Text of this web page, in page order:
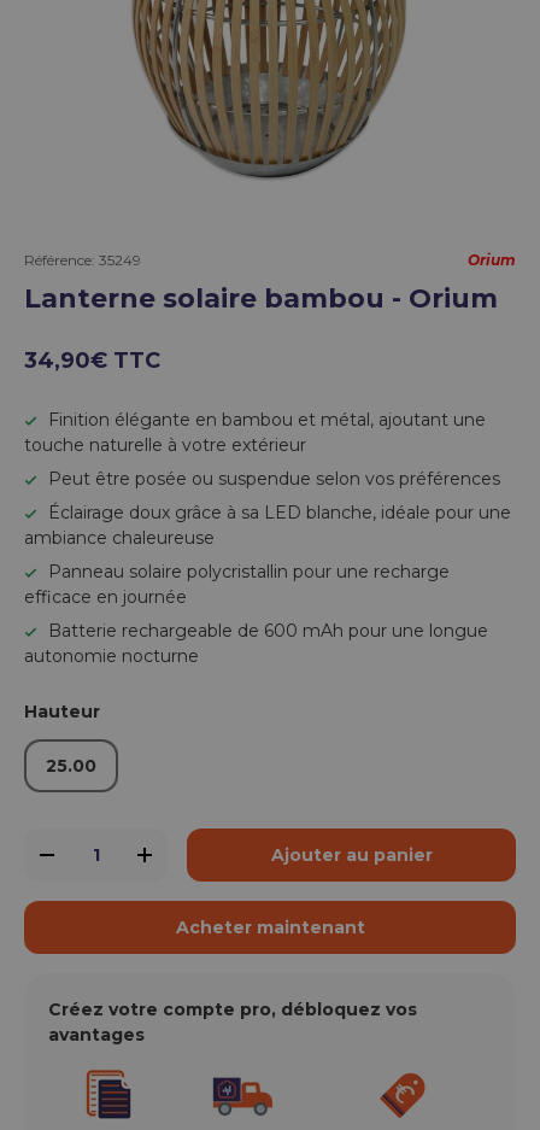
Référence: 35249 Orium
Lanterne solaire bambou - Orium
34,90€ TTC
Finition élégante en bambou et métal, ajoutant une
touche naturelle à votre extérieur
Peut être posée ou suspendue selon vos préférences
Éclairage doux grâce à sa LED blanche, idéale pour une
ambiance chaleureuse
Panneau solaire polycristallin pour une recharge
efficace en journée
Batterie rechargeable de 600 mAh pour une longue
autonomie nocturne
Hauteur
25.00
-
+ Ajouter au panier
Acheter maintenant
Créez votre compte pro, débloquez vos
avantages